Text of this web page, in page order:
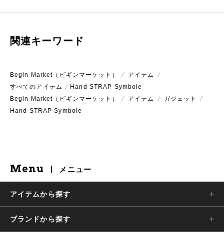
関連キーワード
Begin Market（ビギンマーケット） ⁄ アイテム
⁄
すべてのアイテム
⁄ Hand STRAP Symbole
Begin Market（ビギンマーケット）
⁄ アイテム ⁄ ガジェット
⁄
Hand STRAP Symbole
Menu メニュー
アイテムから探す
ブランドから探す